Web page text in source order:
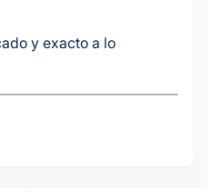
y exacto a lo